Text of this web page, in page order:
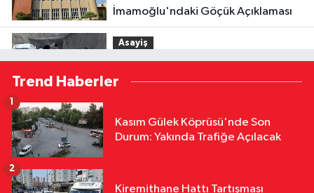
İmamoğlu'ndaki Göçük Açıklaması
Asayiş
13:54Yedigöze İçme Suyu
Tünelinde Kaya Göçüğü: 1 İşçi
12:31 Adana İmamoğlu'nda
Altında Kaldı!
Trend Haberler
Kasım Gülek Köprüsü'nde Son
Durum: Yakında Trafiğe Açılacak
1
Kiremithane Hattı Tartışması
2